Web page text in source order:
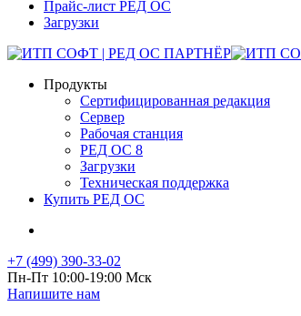
Прайс-лист РЕД ОС
Загрузки
Продукты
Сертифициро­ванная редакция
Сервер
Рабочая станция
РЕД ОС 8
Загрузки
Техническая поддержка
Купить РЕД ОС
+7 (499) 390-33-02
Пн-Пт 10:00-19:00 Мск
Напишите нам